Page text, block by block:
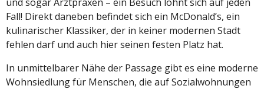
Fall! Direkt daneben befindet sich ein McDonald’s, ein
kulinarischer Klassiker, der in keiner modernen Stadt
fehlen darf und auch hier seinen festen Platz hat.
In unmittelbarer Nähe der Passage gibt es eine moderne
Wohnsiedlung für Menschen, die auf Sozialwohnungen